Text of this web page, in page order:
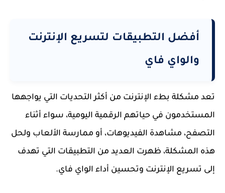
أفضل التطبيقات لتسريع الإنترنت
والواي فاي
تعد مشكلة بطء الإنترنت من أكثر التحديات التي يواجهها
المستخدمون في حياتهم الرقمية اليومية، سواء أثناء
التصفح، مشاهدة الفيديوهات، أو ممارسة الألعاب ولحل
هذه المشكلة، ظهرت العديد من التطبيقات التي تهدف
إلى تسريع الإنترنت وتحسين أداء الواي فاي.